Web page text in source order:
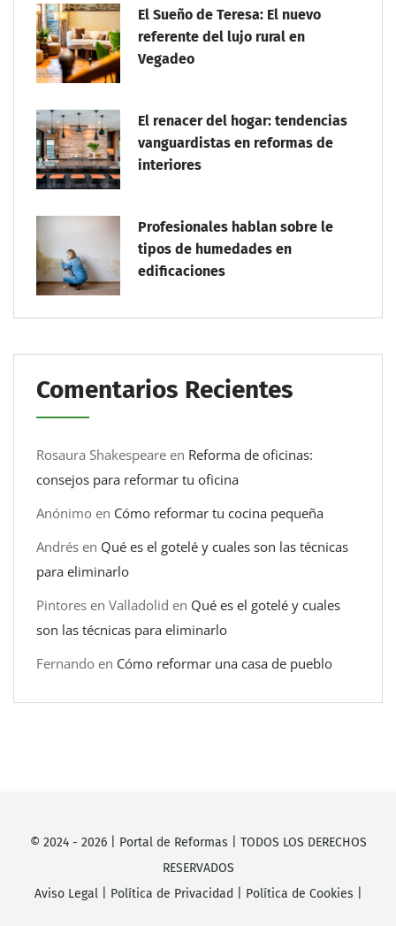
El Sueño de Teresa: El nuevo
referente del lujo rural en
Vegadeo
El renacer del hogar: tendencias
vanguardistas en reformas de
interiores
Profesionales hablan sobre le
tipos de humedades en
edificaciones
Comentarios Recientes
Rosaura Shakespeare en Reforma de oficinas:
consejos para reformar tu oficina
Anónimo en Cómo reformar tu cocina pequeña
Andrés en Qué es el gotelé y cuales son las técnicas
para eliminarlo
Pintores en Valladolid en Qué es el gotelé y cuales
son las técnicas para eliminarlo
Fernando en Cómo reformar una casa de pueblo
© 2024 - 2026| Portal de Reformas | TODOS LOS DERECHOS
RESERVADOS
Aviso Legal| Política de Privacidad Política de Cookies